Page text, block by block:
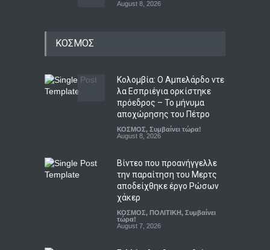
August 8, 2026
Η Φενέρμπαχτσε στρέφεται
στον Λουκάκου μετά την
άρνηση της Μπενφίκα για
Αθλητικά August 8, 2026
ΚΟΣΜΟΣ
Κολομβία: Ο Αμπελάρδο ντε
λα Εσπριέγια ορκίστηκε
πρόεδρος – Το μήνυμα
αποχώρησης του Πέτρο
ΚΟΣΜΟΣ, Συμβαίνει τώρα!
August 8, 2026
Βίντεο που προανήγγελλε
την παραίτηση του Μερτς
αποδείχθηκε έργο Ρώσων
χάκερ
ΚΟΣΜΟΣ, ΠΟΛΙΤΙΚΗ, Συμβαίνει
τώρα!
August 7, 2026